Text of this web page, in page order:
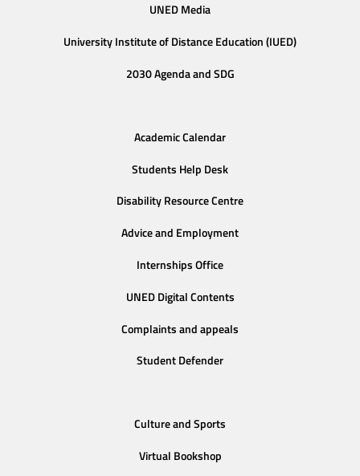
UNED Media
University Institute of Distance Education (IUED)
2030 Agenda and SDG
Academic Calendar
Students Help Desk
Disability Resource Centre
Advice and Employment
Internships Office
UNED Digital Contents
Complaints and appeals
Student Defender
Culture and Sports
Virtual Bookshop